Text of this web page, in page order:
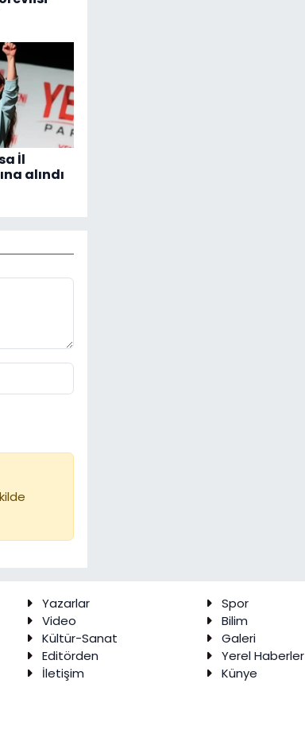
İl
alındı
Yazarlar
Spor
Video
Bilim
Kültür-Sanat
Galeri
Editörden
Yerel Haberler
İletişim
Künye